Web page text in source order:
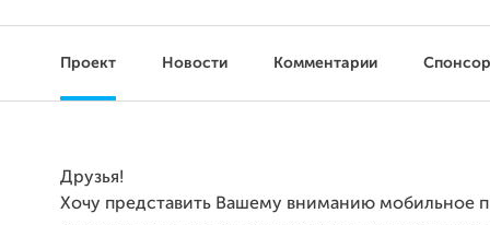
Проект Новости Комментарии
Друзья!
Хочу представить Вашему вниманию мобильное